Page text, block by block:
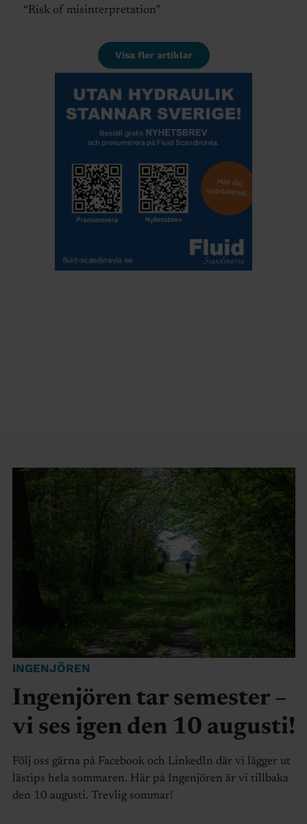
“Risk of misinterpretation”
Visa fler artiklar
INGENJÖREN
Ingenjören tar semester –
vi ses igen den 10 augusti!
Följ oss gärna på Facebook och LinkedIn där vi lägger ut
lästips hela sommaren. Här på Ingenjören är vi tillbaka
den 10 augusti. Trevlig sommar!